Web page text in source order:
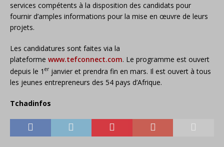
services compétents à la disposition des candidats pour
fournir d’amples informations pour la mise en œuvre de leurs
projets.
Les candidatures sont faites via la
plateforme www.tefconnect.com. Le programme est ouvert
depuis le 1 er janvier et prendra fin en mars. Il est ouvert à tous
les jeunes entrepreneurs des 54 pays d’Afrique.
Tchadinfos